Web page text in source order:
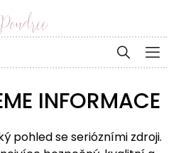
INFORMACE
pohled se seriózními zdroji.